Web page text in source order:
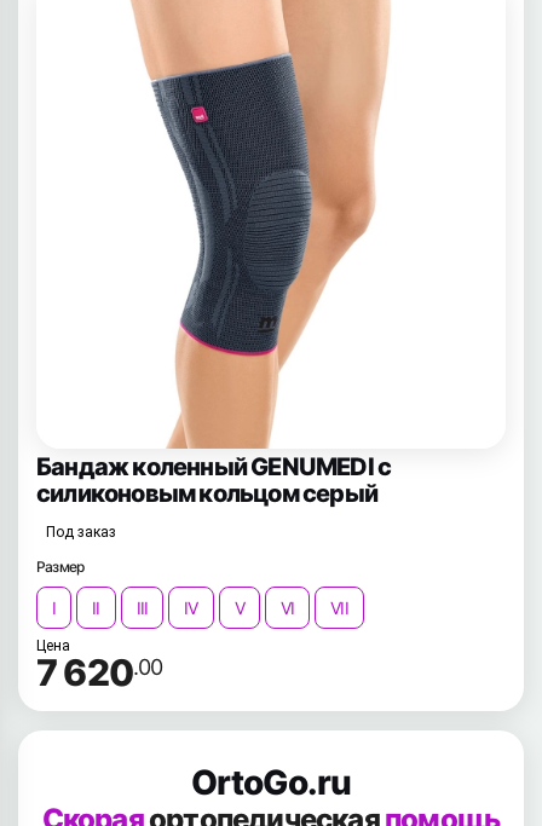
Бандаж коленный GENUMEDI с
силиконовым кольцом серый
Под заказ
Размер
I II III IV V VI VII
Цена
7 620.00
OrtoGo.ru